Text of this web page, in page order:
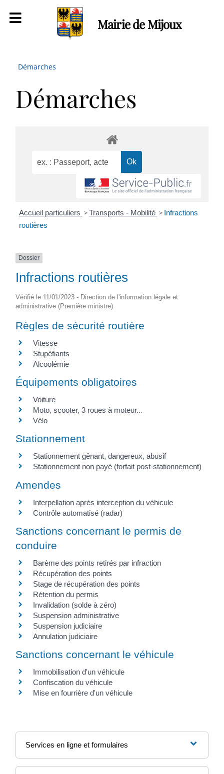
Mairie de Mijoux
Démarches
Démarches
Accueil particuliers > Transports - Mobilité > Infractions
routières
Dossier
Infractions routières
Vérifié le 11/01/2023 - Direction de l'information légale et
administrative (Première ministre)
Règles de sécurité routière
Vitesse
Stupéfiants
Alcoolémie
Équipements obligatoires
Voiture
Moto, scooter, 3 roues à moteur...
Vélo
Stationnement
Stationnement gênant, dangereux, abusif
Stationnement non payé (forfait post-stationnement)
Amendes
Interpellation après interception du véhicule
Contrôle automatisé (radar)
Sanctions concernant le permis de
conduire
Barème des points retirés par infraction
Récupération des points
Stage de récupération des points
Rétention du permis
Invalidation (solde à zéro)
Suspension administrative
Suspension judiciaire
Annulation judiciaire
Sanctions concernant le véhicule
Immobilisation d'un véhicule
Confiscation du véhicule
Mise en fourrière d'un véhicule
Services en ligne et formulaires